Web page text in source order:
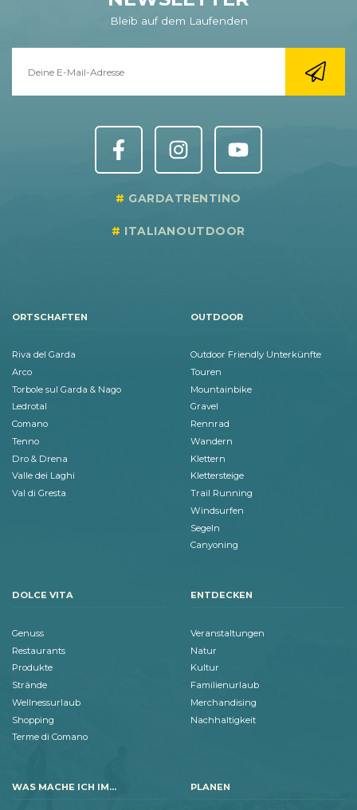
Bleib auf dem Laufenden
GARDATRENTINO
ITALIANOUTDOOR
ORTSCHAFTEN
Riva del Garda
Arco
Torbole sul Garda & Nago
Ledrotal
Comano
Tenno
Dro & Drena
Valle dei Laghi
Val di Gresta
OUTDOOR
Outdoor Friendly Unterkünfte
Touren
Mountainbike
Gravel
Rennrad
Wandern
Klettern
Klettersteige
Trail Running
Windsurfen
Segeln
Canyoning
DOLCE VITA
Genuss
Restaurants
Produkte
Strände
Wellnessurlaub
Shopping
Terme di Comano
ENTDECKEN
Veranstaltungen
Natur
Kultur
Familienurlaub
Merchandising
Nachhaltigkeit
WAS MACHE ICH IM... PLANEN